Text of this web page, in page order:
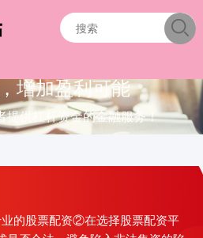
增加盈利可能
提供杠杆资金的金融服务！
的股票配资②在选择股票配资平